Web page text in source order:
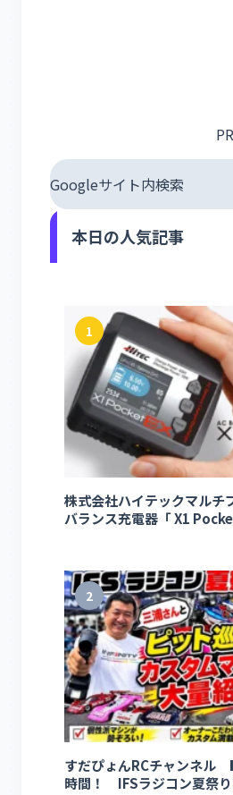
PR
Googleサイト内検索
本日の人気記事
1
株式会社ハイテックマル
バランス充電器「 X1
2
すだぴょんRCチャンネル
時間！ IFSラジコン夏祭